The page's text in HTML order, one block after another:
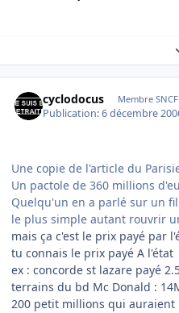
cyclodocus Membre SNCF
Publication:6 décembre
Une copie de l'article du
Un pactole de 360 millions
Quelqu'un en a parlé sur un
le plus simple autant rouvrir
mais ça c'est le prix payé par
tu connais le prix payé A l'état
ex : concorde st lazare payé
terrains du bd Mc Donald :
200 petit millions qui auraient